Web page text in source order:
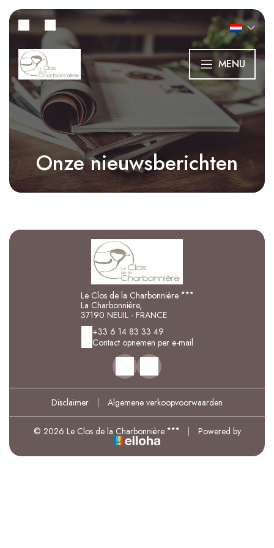
MENU
Onze nieuwsberichten
Le Clos de la Charbonnière
La Charbonnière,
37190 NEUIL - FRANCE
+33 6 14 83 33 49
Contact opnemen per e-mail
Disclaimer | Algemene verkoopvoorwaarden
© 2026 Le Clos de la Charbonnière | Powered by